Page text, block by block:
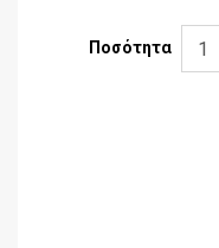
Ποσότητα